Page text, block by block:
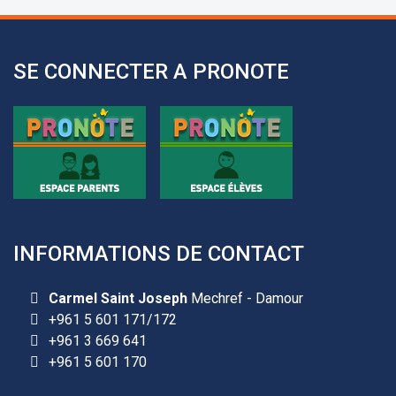
+961 25 601 172
+961 3 669 641
Les demandes d'inscription pour l'année scolaire
2026-2027 sont reçues à la direction de
l'établissement selon des rendez-vous fixés à
l’avance.
SE CONNECTER A PRONOTE
INFORMATIONS DE CONTACT
Carmel Saint Joseph Mechref - Damour
+961 5 601 171/172
+961 3 669 641
+961 5 601 170